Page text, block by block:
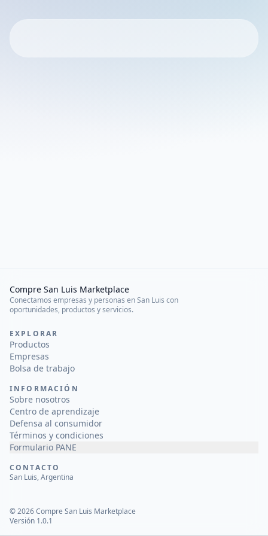
Compre San Luis Marketplace
Conectamos empresas y personas en San Luis con
oportunidades, productos y servicios.
EXPLORAR
Productos
Empresas
Bolsa de trabajo
INFORMACIÓN
Sobre nosotros
Centro de aprendizaje
Defensa al consumidor
Términos y condiciones
Formulario PANE
CONTACTO
San Luis, Argentina
©2026Compre San Luis Marketplace
Versión 1.0.1